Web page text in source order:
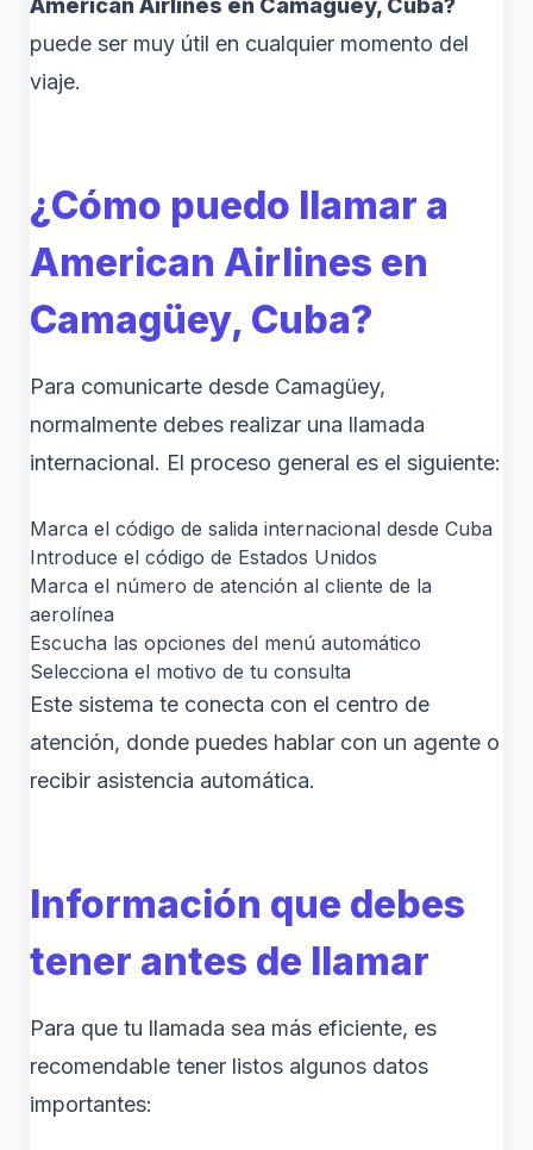
American Airlines en Camagüey, Cuba?
puede ser muy útil en cualquier momento del
viaje.
¿Cómo puedo llamar a
American Airlines en
Camagüey, Cuba?
Para comunicarte desde Camagüey,
normalmente debes realizar una llamada
internacional. El proceso general es el siguiente:
Marca el código de salida internacional desde Cuba
Introduce el código de Estados Unidos
Marca el número de atención al cliente de la
aerolínea
Escucha las opciones del menú automático
Selecciona el motivo de tu consulta
Este sistema te conecta con el centro de
atención, donde puedes hablar con un agente o
recibir asistencia automática.
Información que debes
tener antes de llamar
Para que tu llamada sea más eficiente, es
recomendable tener listos algunos datos
importantes: